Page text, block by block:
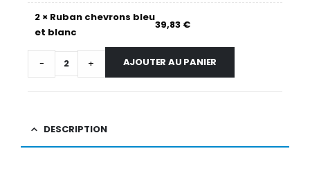
2 × Ruban chevrons bleu
et blanc
39,83 €
- + AJOUTER AU PANIER
DESCRIPTION